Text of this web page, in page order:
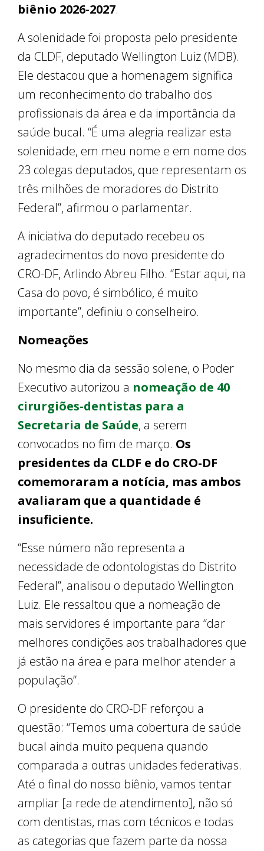
biênio 2026-2027.
A solenidade foi proposta pelo presidente
da CLDF, deputado Wellington Luiz (MDB).
Ele destacou que a homenagem significa
um reconhecimento do trabalho dos
profissionais da área e da importância da
saúde bucal. “É uma alegria realizar esta
solenidade, em meu nome e em nome dos
23 colegas deputados, que representam os
três milhões de moradores do Distrito
Federal”, afirmou o parlamentar.
A iniciativa do deputado recebeu os
agradecimentos do novo presidente do
CRO-DF, Arlindo Abreu Filho. “Estar aqui, na
Casa do povo, é simbólico, é muito
importante”, definiu o conselheiro.
Nomeações
No mesmo dia da sessão solene, o Poder
Executivo autorizou a nomeação de 40
cirurgiões-dentistas para a
Secretaria de Saúde, a serem
convocados no fim de março. Os
presidentes da CLDF e do CRO-DF
comemoraram a notícia, mas ambos
avaliaram que a quantidade é
insuficiente.
“Esse número não representa a
necessidade de odontologistas do Distrito
Federal”, analisou o deputado Wellington
Luiz. Ele ressaltou que a nomeação de
mais servidores é importante para “dar
melhores condições aos trabalhadores que
já estão na área e para melhor atender a
população”.
O presidente do CRO-DF reforçou a
questão: “Temos uma cobertura de saúde
bucal ainda muito pequena quando
comparada a outras unidades federativas.
Até o final do nosso biênio, vamos tentar
ampliar [a rede de atendimento], não só
com dentistas, mas com técnicos e todas
as categorias que fazem parte da nossa